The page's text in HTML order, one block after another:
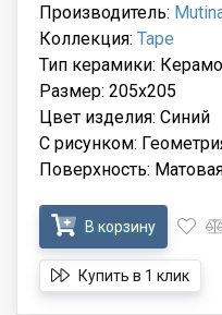
Производитель:
Коллекция: Tape
Тип керамики:
Размер: 205x205
Цвет изделия: Синий
С рисунком:
Поверхность:
В корзину
Купить в 1 клик